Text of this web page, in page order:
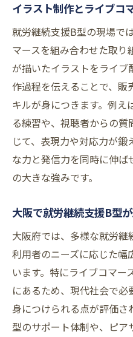
イラスト制作を
方法
柔軟な勤務でス
ライブコマースに挑
が最適
就労継続支援B
第一歩
ピアサポートで
クリエイティブ
力
人気の就労継続
土日も対応でき
クリエイティブな仕
型の魅力
就労継続支援B
す方法
イラスト制作とライブコ
就労継続支援B型の現場で
マースを組み合わせた取り
が描いたイラストをライ
作過程を伝えることで、販
キルが身につきます。例え
る練習や、視聴者からの
じて、表現力や対応力が
な力と発信力を同時に伸
の大きな強みです。
大阪で就労継続支援B型
大阪府では、多様な就労継
利用者のニーズに応じた幅
います。特にライブコマ
にあるため、現代社会で必
身につけられる点が評価
型のサポート体制や、ピ